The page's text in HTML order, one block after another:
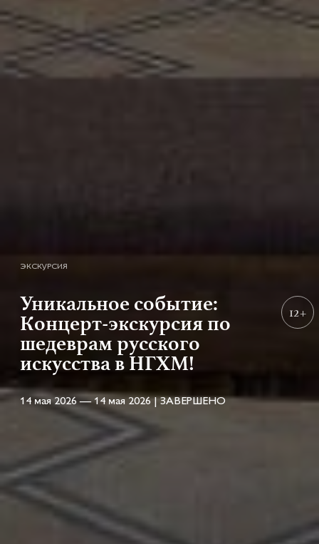
ЭКСКУРСИЯ
Уникальное событие:
Концерт-экскурсия по
шедеврам русского
искусства в НГХМ!
14 мая 2026 — 14 мая 2026 | ЗАВЕРШЕНО
12+